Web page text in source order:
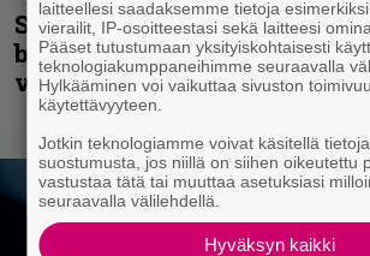
Sepulturan Andreas Kisser
bändin, jonka riffit ovat
vaikutuksen
laitteellesi saadaksemme tietoja
vierailit, IP-osoitteestasi sekä laitteesi
Pääset tutustumaan yksityiskohtaisesti
teknologiakumppaneihimme seuraavalla
Hylkääminen voi vaikuttaa sivuston
käytettävyyteen.
Jotkin teknologiamme voivat käsitellä
suostumusta, jos niillä on siihen oikeutettu
vastustaa tätä tai muuttaa asetuksiasi
seuraavalla välilehdellä.
Hyväksyn kaikki